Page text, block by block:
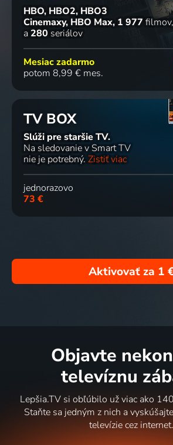
HBO, HBO2, HBO3
Cinemaxy, HBO Max 1 977 filmov
a 280 seriálov
Mesiac zadarmo
potom 8,99 € mes.
TV BOX
Slúži pre staršie TV.
Na sledovanie v Smart TV
nie je potrebný. Zistiť viac
jednorazovo
73 €
Aktivovať za 1
Objavte
televíznu
Lepšia.TV si obľúbilo už viac ako
Staňte sa jedným z nich a
televízie cez internet.